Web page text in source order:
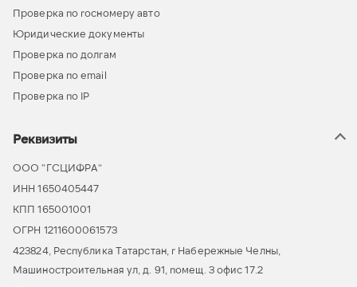
Проверка по госномеру авто
Юридические документы
Проверка по долгам
Проверка по email
Проверка по IP
Реквизиты
ООО “ГСЦИФРА”
ИНН 1650405447
КПП 165001001
ОГРН 1211600061573
423824, Республика Татарстан, г Набережные Челны,
Машиностроительная ул, д. 91, помещ. 3 офис 17.2